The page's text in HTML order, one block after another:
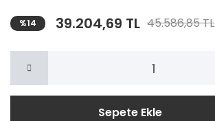
%14 39.204,69 TL 45.586,85 TL
Sepete Ekle